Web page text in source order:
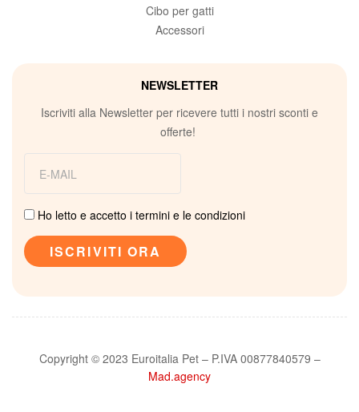
Cibo per gatti
Accessori
NEWSLETTER
Iscriviti alla Newsletter per ricevere tutti i nostri sconti e
offerte!
Ho letto e accetto i termini e le condizioni
Copyright © 2023 Euroitalia Pet – P.IVA 00877840579 –
Mad.agency